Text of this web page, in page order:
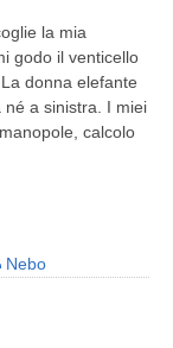
la mia
godo il venticello
donna elefante
a sinistra. I miei
calcolo
Nebo